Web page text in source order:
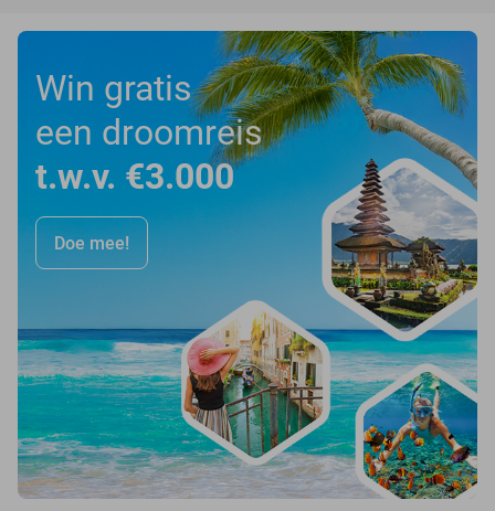
Win gratis
een droomreis
t.w.v. €3.000
Doe mee!